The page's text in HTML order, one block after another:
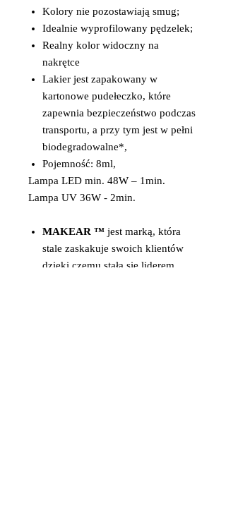
Kolory nie pozostawiają smug;
Idealnie wyprofilowany pędzelek;
Realny kolor widoczny na
nakrętce
Lakier jest zapakowany w
kartonowe pudełeczko, które
zapewnia bezpieczeństwo podczas
transportu, a przy tym jest w pełni
biodegradowalne*,
Pojemność: 8ml,
Lampa LED min. 48W – 1min.
Lampa UV 36W - 2min.
MAKEAR ™ jest marką, która
stale zaskakuje swoich klientów
dzięki czemu stała się liderem